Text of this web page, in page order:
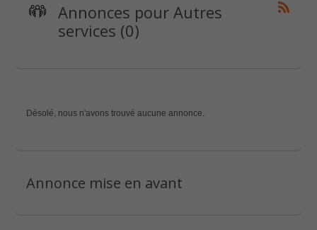
Annonces pour Autres
services (0)
Désolé, nous n'avons trouvé aucune annonce.
Annonce mise en avant